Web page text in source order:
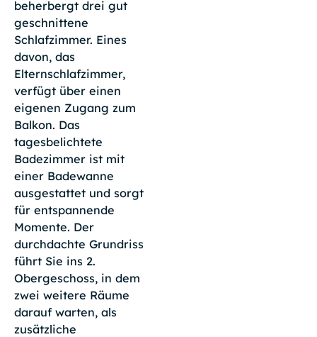
beherbergt drei gut
geschnittene
Schlafzimmer. Eines
davon, das
Elternschlafzimmer,
verfügt über einen
eigenen Zugang zum
Balkon. Das
tagesbelichtete
Badezimmer ist mit
einer Badewanne
ausgestattet und sorgt
für entspannende
Momente. Der
durchdachte Grundriss
führt Sie ins 2.
Obergeschoss, in dem
zwei weitere Räume
darauf warten, als
zusätzliche